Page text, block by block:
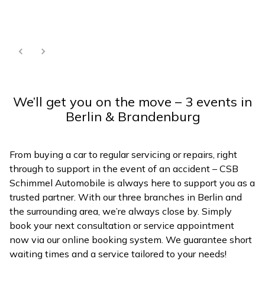
We’ll get you on the move – 3 events in
Berlin & Brandenburg
From buying a car to regular servicing or repairs, right
through to support in the event of an accident – CSB
Schimmel Automobile is always here to support you as a
trusted partner. With our three branches in Berlin and
the surrounding area, we’re always close by. Simply
book your next consultation or service appointment
now via our online booking system. We guarantee short
waiting times and a service tailored to your needs!